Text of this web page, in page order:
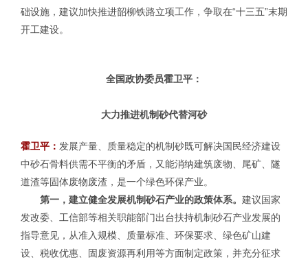
础设施，建议加快推进韶柳铁路立项工作，争取在“十三五”末期
开工建设。
全国政协委员霍卫平：
大力推进机制砂代替河砂
霍卫平： 发展产量、质量稳定的机制砂既可解决国民经济建设
中砂石骨料供需不平衡的矛盾，又能消纳建筑废物、尾矿、隧
道渣等固体废物废渣，是一个绿色环保产业。
第一，建立健全发展机制砂石产业的政策体系。 建议国家
发改委、工信部等相关职能部门出台扶持机制砂石产业发展的
指导意见，从准入规模、质量标准、环保要求、绿色矿山建
设、税收优惠、固废资源再利用等方面制定政策，并充分征求